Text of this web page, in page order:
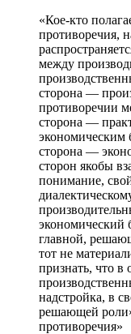
«Кое-кто
противоречия,
между
сторона —
противоречии
сторона —
экономическим
сторона —
сторон якобы
понимание,
экономический
главной,
тот не
признать, что в
надстройка, в
решающей
противоречия»